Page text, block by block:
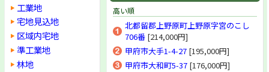
高い順
北都留郡上野原町上野原字宮のこし
706番 [214,000円]
甲府市大手1-4-27 [195,000円]
甲府市大和町5-37 [176,000円]
工業地
宅地見込地
区域内宅地
準工業地
林地